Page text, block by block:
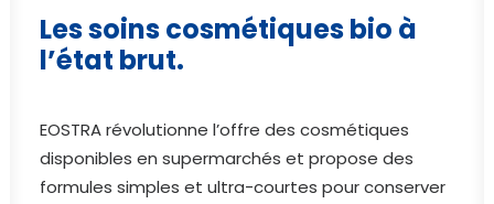
Les soins cosmétiques bio à
l’état brut.
EOSTRA révolutionne l’offre des cosmétiques
disponibles en supermarchés et propose des
formules simples et ultra-courtes pour conserver